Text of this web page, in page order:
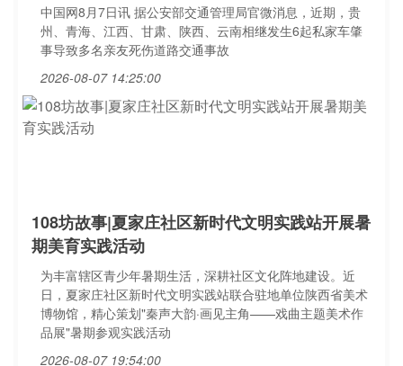
中国网8月7日讯 据公安部交通管理局官微消息，近期，贵
州、青海、江西、甘肃、陕西、云南相继发生6起私家车肇
事导致多名亲友死伤道路交通事故
2026-08-07 14:25:00
108坊故事|夏家庄社区新时代文明实践站开展暑
期美育实践活动
为丰富辖区青少年暑期生活，深耕社区文化阵地建设。近
日，夏家庄社区新时代文明实践站联合驻地单位陕西省美术
博物馆，精心策划"秦声大韵·画见主角——戏曲主题美术作
品展"暑期参观实践活动
2026-08-07 19:54:00